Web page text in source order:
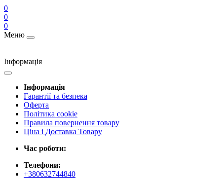
0
0
0
Меню
Інформація
Інформація
Гарантії та безпека
Оферта
Політика cookie
Правила повернення товару
Ціна і Доставка Товару
Час роботи:
Телефони:
+380632744840